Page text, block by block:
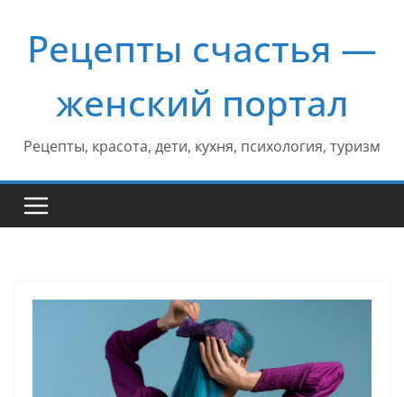
содержимому
Рецепты счастья —
женский портал
Рецепты, красота, дети, кухня, психология, туризм